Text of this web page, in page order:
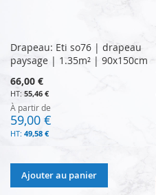
Drapeau: Eti so76 | drapeau
paysage | 1.35m² | 90x150cm
66,00 €
55,46 €
À partir de
59,00 €
49,58 €
Ajouter au panier